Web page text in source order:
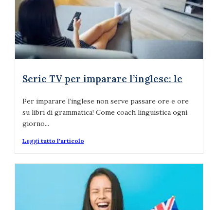
Serie TV per imparare l’inglese: le
Per imparare l’inglese non serve passare ore e ore
su libri di grammatica! Come coach linguistica ogni
giorno...
Leggi tutto l'articolo